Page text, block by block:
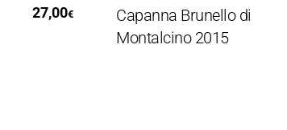
27,00€
Capanna Brunello di
Montalcino 2015